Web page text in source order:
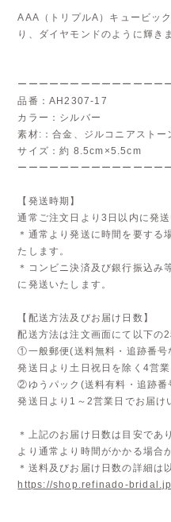
AAA（トリプルA）キュービッ
り、ダイヤモンドのように輝き
ーーーーーーーーーーーーーー
品番：AH2307-17
カラー：シルバー
素材:：合金、ジルコニアストー
サイズ：約 8.5cm×5.5cm
ーーーーーーーーーーーーーー
【発送時期】
通常ご注文日より3日以内に発送
＊通常より発送に時間を要する
たします。
＊コンビニ決済及び銀行振込み
に発送いたします。
【配送方法及びお届け日数】
配送方法は注文画面にて以下の
①一般郵便(送料無料・追跡番号
発送日より土日祝日を除く4営
②ゆうパック(送料有料・追跡番
発送日より1～2営業日でお届け
＊上記のお届け日数は目安であ
より通常より時間がかかる場合
＊送料及びお届け日数の詳細は
https://shop.refinado-